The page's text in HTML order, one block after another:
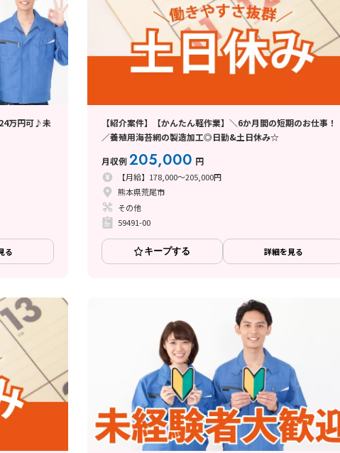
万円可♪未
る
【紹介案件】【かんたん軽作業】＼6か月間の短期のお仕事！
／養殖用海苔網の製造加工◎日勤&土日休み☆
月収例205,000 円
【月給】178,000～205,000円
熊本県荒尾市
その他
59491-00
キープする 詳細を見る